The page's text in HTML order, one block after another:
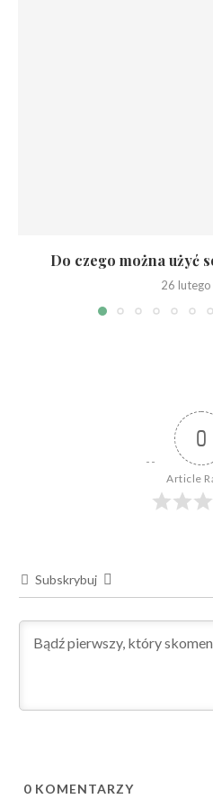
Do czego można użyć
26
0
Article
Subskrybuj
0 KOMENTARZY